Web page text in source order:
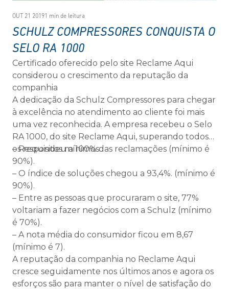
OUT 21 20191 min de leitura
SCHULZ COMPRESSORES CONQUISTA O
SELO RA 1000
Certificado oferecido pelo site Reclame Aqui
considerou o crescimento da reputação da
companhia
A dedicação da Schulz Compressores para chegar
à excelência no atendimento ao cliente foi mais
uma vez reconhecida. A empresa recebeu o Selo
RA 1000, do site Reclame Aqui, superando todos
os requisitos mínimos:
– Respondeu a 100% das reclamações (mínimo é
90%).
– O índice de soluções chegou a 93,4%. (mínimo é
90%).
– Entre as pessoas que procuraram o site, 77%
voltariam a fazer negócios com a Schulz (mínimo
é 70%).
– A nota média do consumidor ficou em 8,67
(mínimo é 7).
A reputação da companhia no Reclame Aqui
cresce seguidamente nos últimos anos e agora os
esforços são para manter o nível de satisfação do